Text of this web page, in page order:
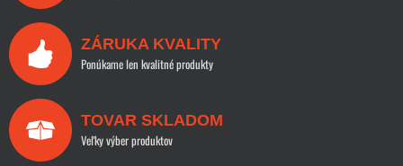
ZÁRUKA KVALITY
Ponúkame len kvalitné produkty
TOVAR SKLADOM
Veľky výber produktov